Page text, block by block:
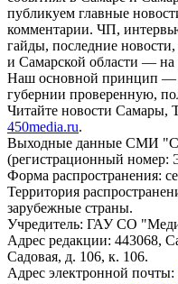
публикуем главные
комментарии. ЧП,
гайды, последние
и Самарской области —
Наш основной принцип —
губернии проверенную,
Читайте новости Самары,
450media.ru.
Выходные данные СМИ
(регистрационный
Форма распространения:
Территория
зарубежные страны.
Учредитель: ГАУ СО
Адрес редакции: 443068,
Садовая, д. 106, к. 106.
Адрес электронной почты: